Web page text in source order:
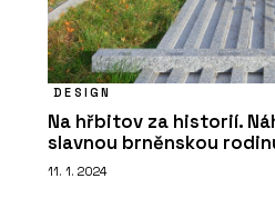
DESIGN
Na hřbitov za historií.
slavnou brněnskou
11. 1. 2024